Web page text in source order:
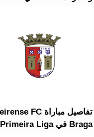
Braga في Primeira Liga والمعلق